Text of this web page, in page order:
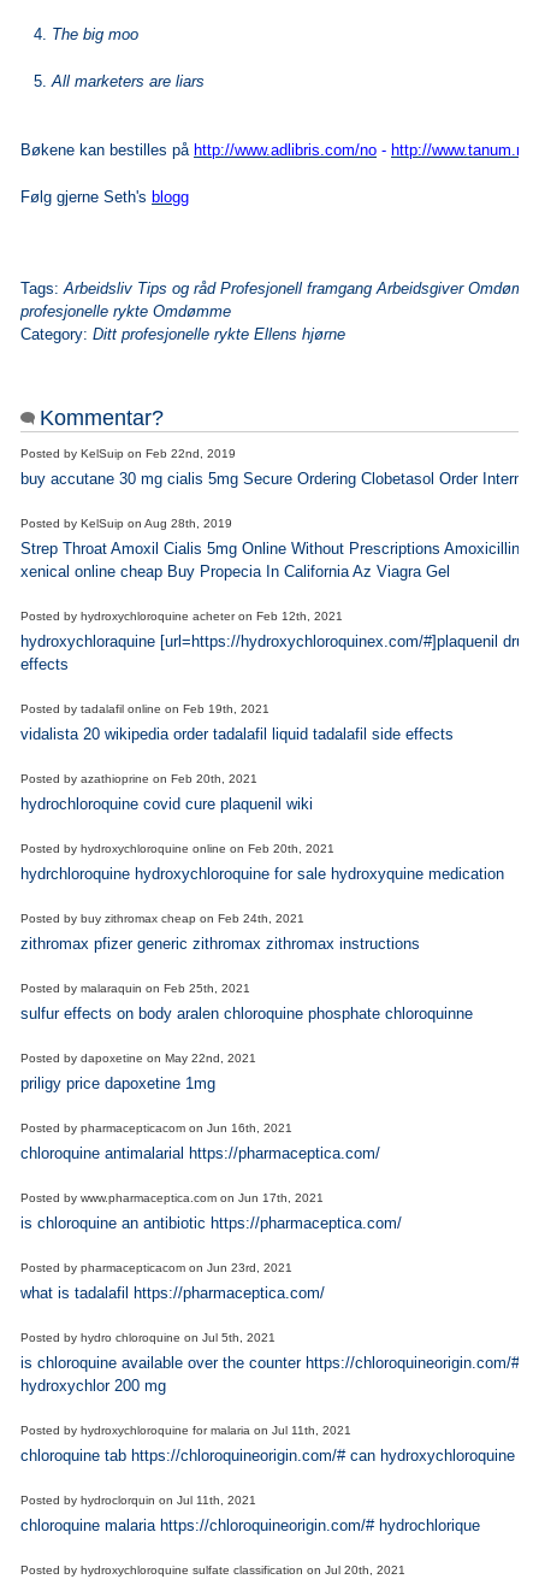
The big moo
All marketers are liars
Bøkene kan bestilles på http://www.adlibris.com/no - http://www.tanum.no
Følg gjerne Seth'sblogg
Tags:Arbeidsliv Tips og råd Profesjonell framgang Arbeidsgiver
profesjonelle rykte Omdømme
Category:Ditt profesjonelle rykte Ellens hjørne
Kommentar?
Posted byKelSuiponFeb 22nd, 2019
buy accutane 30 mg cialis 5mg Secure Ordering Clobetasol Order
Posted byKelSuiponAug 28th, 2019
Strep Throat Amoxil Cialis 5mg Online Without Prescriptions Amoxicillin
xenical online cheap Buy Propecia In California Az Viagra Gel
Posted byhydroxychloroquine acheteronFeb 12th, 2021
hydroxychloraquine [url=https://hydroxychloroquinex.com/#]plaquenil
effects
Posted bytadalafil onlineonFeb 19th, 2021
vidalista 20 wikipedia order tadalafil liquid tadalafil side effects
Posted byazathioprineonFeb 20th, 2021
hydrochloroquine covid cure plaquenil wiki
Posted byhydroxychloroquine onlineonFeb 20th, 2021
hydrchloroquine hydroxychloroquine for sale hydroxyquine medication
Posted bybuy zithromax cheaponFeb 24th, 2021
zithromax pfizer generic zithromax zithromax instructions
Posted bymalaraquinonFeb 25th, 2021
sulfur effects on body aralen chloroquine phosphate chloroquinne
Posted bydapoxetineonMay 22nd, 2021
priligy price dapoxetine 1mg
Posted bypharmacepticacomonJun 16th, 2021
chloroquine antimalarial https://pharmaceptica.com/
Posted bywww.pharmaceptica.comonJun 17th, 2021
is chloroquine an antibiotic https://pharmaceptica.com/
Posted bypharmacepticacomonJun 23rd, 2021
what is tadalafil https://pharmaceptica.com/
Posted byhydro chloroquineonJul 5th, 2021
is chloroquine available over the counter https://chloroquineorigin.com/#
hydroxychlor 200 mg
Posted byhydroxychloroquine for malariaonJul 11th, 2021
chloroquine tab https://chloroquineorigin.com/# can hydroxychloroquine
Posted byhydroclorquinonJul 11th, 2021
chloroquine malaria https://chloroquineorigin.com/# hydrochlorique
Posted byhydroxychloroquine sulfate classificationonJul 20th, 2021